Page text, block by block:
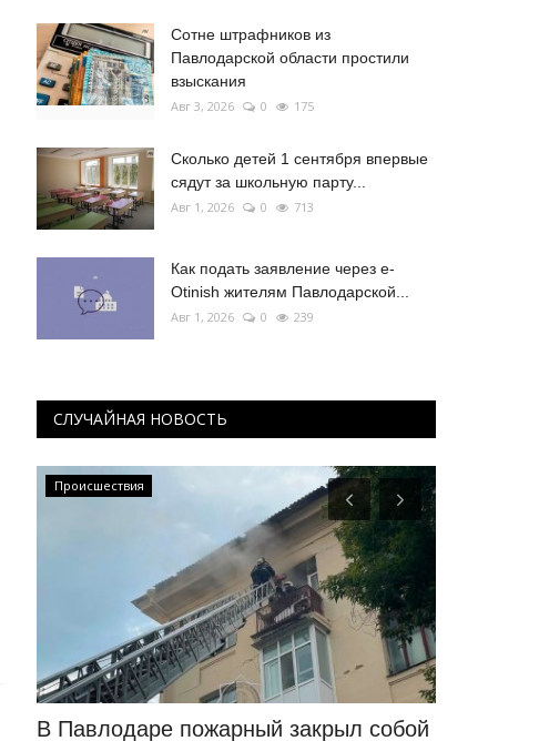
Сотне штрафников из
Павлодарской области простили
взыскания
Авг 3, 2026 0 175
Сколько детей 1 сентября впервые
сядут за школьную парту...
Авг 1, 2026 0 713
Как подать заявление через e-
Otinish жителям Павлодарской...
Авг 1, 2026 0 239
СЛУЧАЙНАЯ НОВОСТЬ
Происшествия
В Павлодаре пожарный закрыл собой